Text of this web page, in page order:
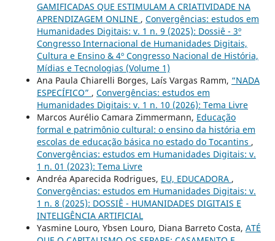
GAMIFICADAS QUE ESTIMULAM A CRIATIVIDADE NA
APRENDIZAGEM ONLINE , Convergências: estudos em
Humanidades Digitais: v. 1 n. 9 (2025): Dossiê - 3º
Congresso Internacional de Humanidades Digitais,
Cultura e Ensino & 4º Congresso Nacional de História,
Mídias e Tecnologias (Volume 1)
Ana Paula Chiarelli Borges, Laís Vargas Ramm, “NADA
ESPECÍFICO” , Convergências: estudos em
Humanidades Digitais: v. 1 n. 10 (2026): Tema Livre
Marcos Aurélio Camara Zimmermann, Educação
formal e patrimônio cultural: o ensino da história em
escolas de educação básica no estado do Tocantins ,
Convergências: estudos em Humanidades Digitais: v.
1 n. 01 (2023): Tema Livre
Andréa Aparecida Rodrigues, EU, EDUCADORA ,
Convergências: estudos em Humanidades Digitais: v.
1 n. 8 (2025): DOSSIÊ - HUMANIDADES DIGITAIS E
INTELIGÊNCIA ARTIFICIAL
Yasmine Louro, Ybsen Louro, Diana Barreto Costa, ATÉ